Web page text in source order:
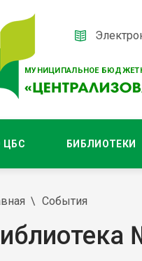
МУНИЦИПАЛЬНОЕ
ЦБС БИБЛИОТЕКИ
События